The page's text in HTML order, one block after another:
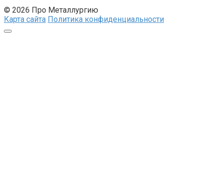
© 2026 Про Металлургию
Карта сайта Политика конфиденциальности